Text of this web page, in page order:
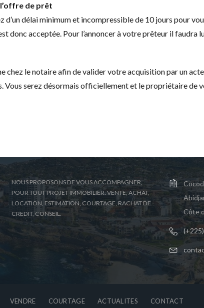
de prêt
d’un délai minimum et incompressible de 10 jours pour
donc acceptée. Pour l’annoncer à votre prêteur il faudra
chez le notaire afin de valider votre acquisition par un
Vous serez désormais officiellement et le propriétaire de
NOUS PROPOSONS DE VOUS ACCOMPAGNER,
POUR TOUT PROJET IMMOBILIER: VENTE, ACHAT,
LOCATION, ESTIMATION, COURTAGE, RACHAT DE
CREDIT, CONSEIL.
Côte
VENDRE COURTAGE ACTUALITES CONTACT